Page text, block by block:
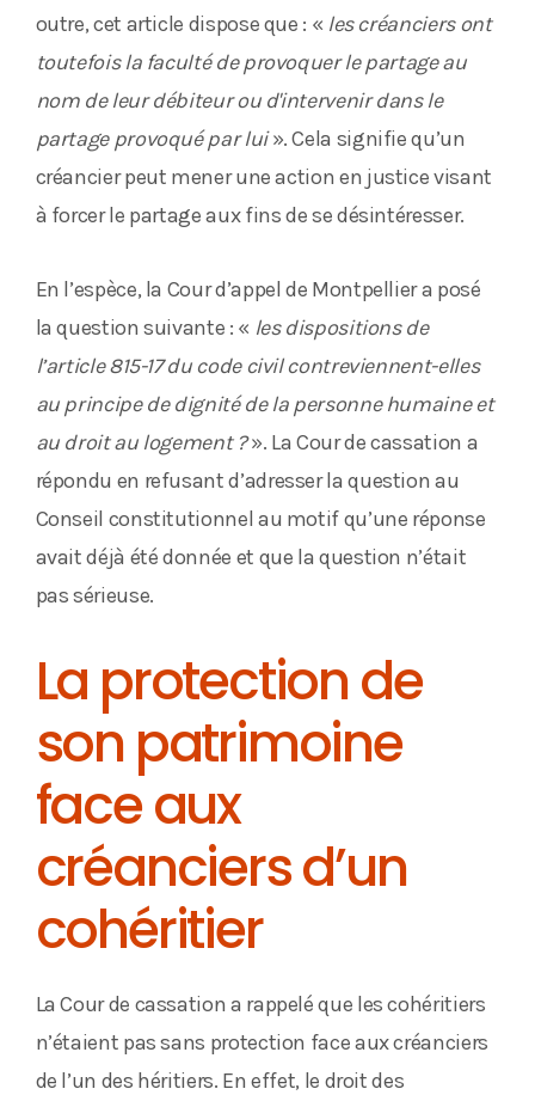
outre, cet article dispose que : « les créanciers ont
toutefois la faculté de provoquer le partage au
nom de leur débiteur ou d'intervenir dans le
partage provoqué par lui». Cela signifie qu’un
créancier peut mener une action en justice visant
à forcer le partage aux fins de se désintéresser.
En l’espèce, la Cour d’appel de Montpellier a posé
la question suivante : « les dispositions de
l’article 815-17 du code civil contreviennent-elles
au principe de dignité de la personne humaine et
au droit au logement ?». La Cour de cassation a
répondu en refusant d’adresser la question au
Conseil constitutionnel au motif qu’une réponse
avait déjà été donnée et que la question n’était
pas sérieuse.
La protection de
son patrimoine
face aux
créanciers d’un
cohéritier
La Cour de cassation a rappelé que les cohéritiers
n’étaient pas sans protection face aux créanciers
de l’un des héritiers. En effet, le droit des